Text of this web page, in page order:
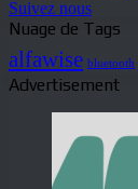
Suivez nous
Nuage de Tags
alfawise bluetooth
Advertisement